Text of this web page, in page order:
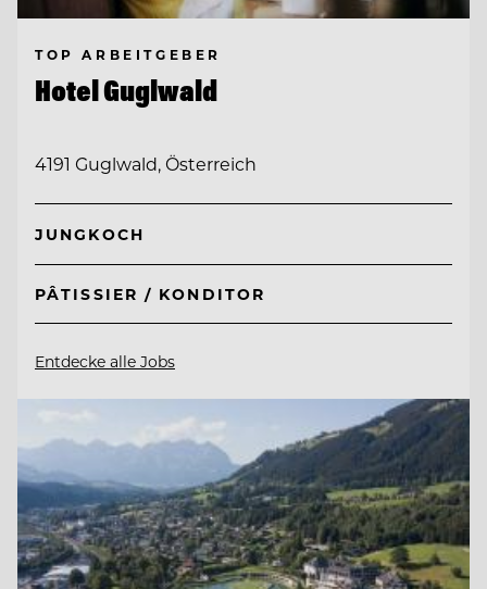
TOP ARBEITGEBER
Hotel Guglwald
4191 Guglwald, Österreich
JUNGKOCH
PÂTISSIER / KONDITOR
Entdecke alle Jobs